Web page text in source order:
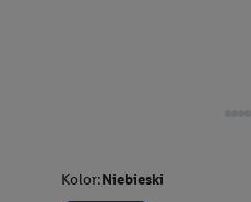
Kolor:Niebieski